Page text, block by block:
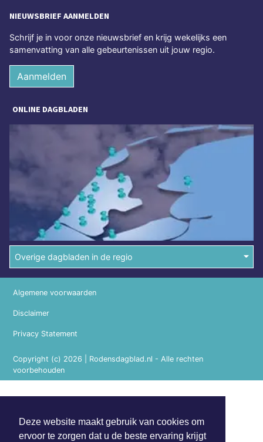
Deze website maakt gebruik van cookies om
ervoor te zorgen dat u de beste ervaring krijgt
NIEUWSBRIEF AANMELDEN
Schrijf je in voor onze nieuwsbrief en krijg wekelijks een
samenvatting van alle gebeurtenissen uit jouw regio.
Aanmelden
ONLINE DAGBLADEN
Overige dagbladen in de regio
Copyright (c) 2026 | Rodensdagblad.nl - Alle rechten
voorbehouden
Algemene voorwaarden
Disclaimer
Privacy Statement